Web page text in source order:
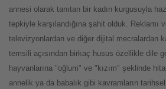
annesi olarak tanıtan bir kadın kurgusuyla
tepkiyle karşılandığına şahit olduk. Reklamı
televizyonlardan ve diğer dijital mecralardan
temsili açısından birkaç husus özellikle dile
hayvanlarına "oğlum" ve "kızım" şeklinde
annelik ya da babalık gibi kavramların